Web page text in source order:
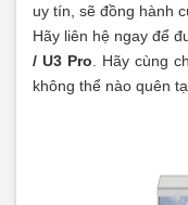
uy tín, sẽ đồng hành
Hãy liên hệ ngay để
/ U3 Pro . Hãy cùng
không thể nào quên